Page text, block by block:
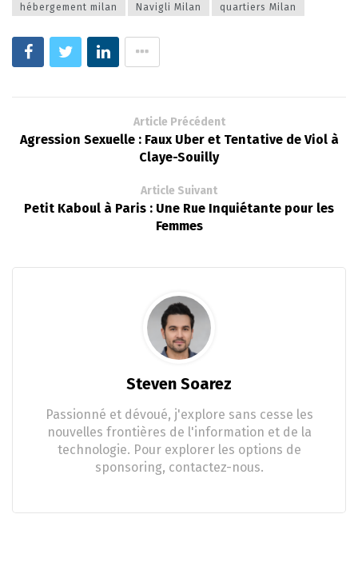
hébergement milan
Navigli Milan quartiers Milan
Article Précédent
Agression Sexuelle : Faux Uber et Tentative de Viol à
Claye-Souilly
Article Suivant
Petit Kaboul à Paris : Une Rue Inquiétante pour les
Femmes
Steven Soarez
Passionné et dévoué, j'explore sans cesse les
nouvelles frontières de l'information et de la
technologie. Pour explorer les options de
sponsoring, contactez-nous.